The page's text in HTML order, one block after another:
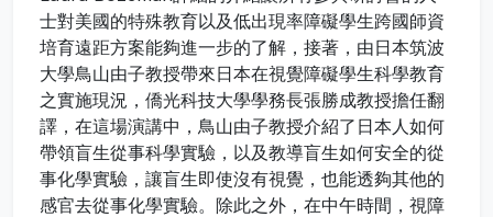
士對美國的特殊教育以及低出現率障礙學生跨國師資
培育遠距方案能夠進一步的了解，接著，由日本筑波
大學鳥山由子教授帶來日本在視覺障礙學生科學教育
之實施現況，僑光科技大學學務長張勝成教授擔任翻
譯，在這場演講中，鳥山由子教授介紹了日本人如何
帶領盲生從事科學實驗，以及教導盲生如何安全的從
事化學實驗，讓盲生即使沒有視覺，也能透夠其他的
感官去從事化學實驗。除此之外，在中午時間，視障